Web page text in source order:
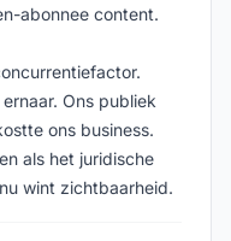
abonnee content.
Ons publiek
ons business.
als het juridische
wint zichtbaarheid.